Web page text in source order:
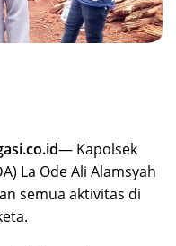
— Kapolsek
La Ode Ali Alamsyah
semua aktivitas di